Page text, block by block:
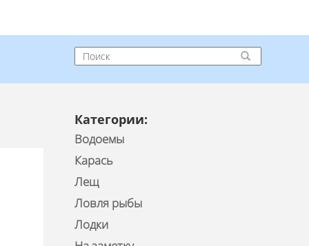
Категории:
Водоемы
Карась
Лещ
Ловля рыбы
Лодки